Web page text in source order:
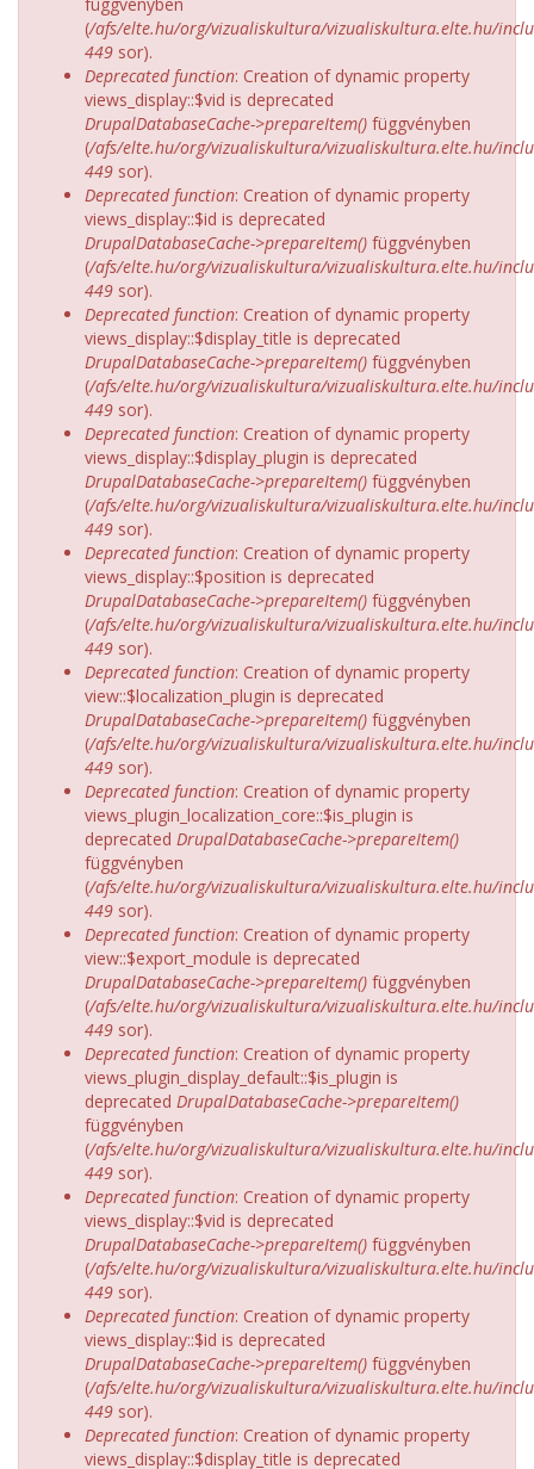
(/afs/elte.hu/org/vizualiskultura/vizualiskultura.elte.hu/
449 sor).
Deprecated function: Creation of dynamic property
views_display::$vid is deprecated
DrupalDatabaseCache->prepareItem() függvényben
(/afs/elte.hu/org/vizualiskultura/vizualiskultura.elte.hu/
449 sor).
Deprecated function: Creation of dynamic property
views_display::$id is deprecated
DrupalDatabaseCache->prepareItem() függvényben
(/afs/elte.hu/org/vizualiskultura/vizualiskultura.elte.hu/
449 sor).
Deprecated function: Creation of dynamic property
views_display::$display_title is deprecated
DrupalDatabaseCache->prepareItem() függvényben
(/afs/elte.hu/org/vizualiskultura/vizualiskultura.elte.hu/
449 sor).
Deprecated function: Creation of dynamic property
views_display::$display_plugin is deprecated
DrupalDatabaseCache->prepareItem() függvényben
(/afs/elte.hu/org/vizualiskultura/vizualiskultura.elte.hu/
449 sor).
Deprecated function: Creation of dynamic property
views_display::$position is deprecated
DrupalDatabaseCache->prepareItem() függvényben
(/afs/elte.hu/org/vizualiskultura/vizualiskultura.elte.hu/
449 sor).
Deprecated function: Creation of dynamic property
view::$localization_plugin is deprecated
DrupalDatabaseCache->prepareItem() függvényben
(/afs/elte.hu/org/vizualiskultura/vizualiskultura.elte.hu/
449 sor).
Deprecated function: Creation of dynamic property
views_plugin_localization_core::$is_plugin is
deprecated DrupalDatabaseCache->prepareItem()
függvényben
(/afs/elte.hu/org/vizualiskultura/vizualiskultura.elte.hu/
449 sor).
Deprecated function: Creation of dynamic property
view::$export_module is deprecated
DrupalDatabaseCache->prepareItem() függvényben
(/afs/elte.hu/org/vizualiskultura/vizualiskultura.elte.hu/
449 sor).
Deprecated function: Creation of dynamic property
views_plugin_display_default::$is_plugin is
deprecated DrupalDatabaseCache->prepareItem()
függvényben
(/afs/elte.hu/org/vizualiskultura/vizualiskultura.elte.hu/
449 sor).
Deprecated function: Creation of dynamic property
views_display::$vid is deprecated
DrupalDatabaseCache->prepareItem() függvényben
(/afs/elte.hu/org/vizualiskultura/vizualiskultura.elte.hu/
449 sor).
Deprecated function: Creation of dynamic property
views_display::$id is deprecated
DrupalDatabaseCache->prepareItem() függvényben
(/afs/elte.hu/org/vizualiskultura/vizualiskultura.elte.hu/
449 sor).
Deprecated function: Creation of dynamic property
views_display::$display_title is deprecated